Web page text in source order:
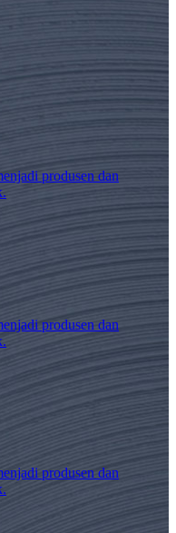
produsen dan
produsen dan
produsen dan